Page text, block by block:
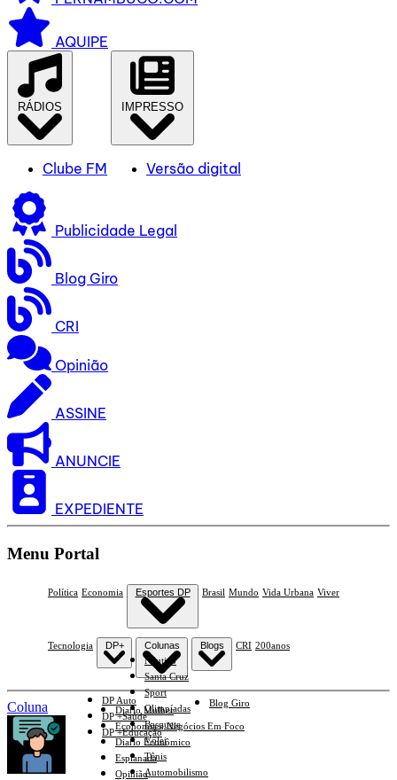
AQUIPE
RÁDIOS
Clube FM
IMPRESSO
Versão digital
Publicidade Legal
Blog Giro
CRI
Opinião
ASSINE
ANUNCIE
EXPEDIENTE
Menu Portal
Política Economia Esportes DP
Náutico
Santa Cruz
Sport
Olimpíadas
Basquete
Vôlei
Tênis
Automobilismo
Brasil Mundo Vida Urbana Viver
Tecnologia DP+
DP Auto
DP +Saúde
DP +Educação
Colunas
Diario Mulher
Economia e Negócios Em Foco
Diario Econômico
Esplanada
Opinião
Blogs
Blog Giro
CRI 200anos
Coluna